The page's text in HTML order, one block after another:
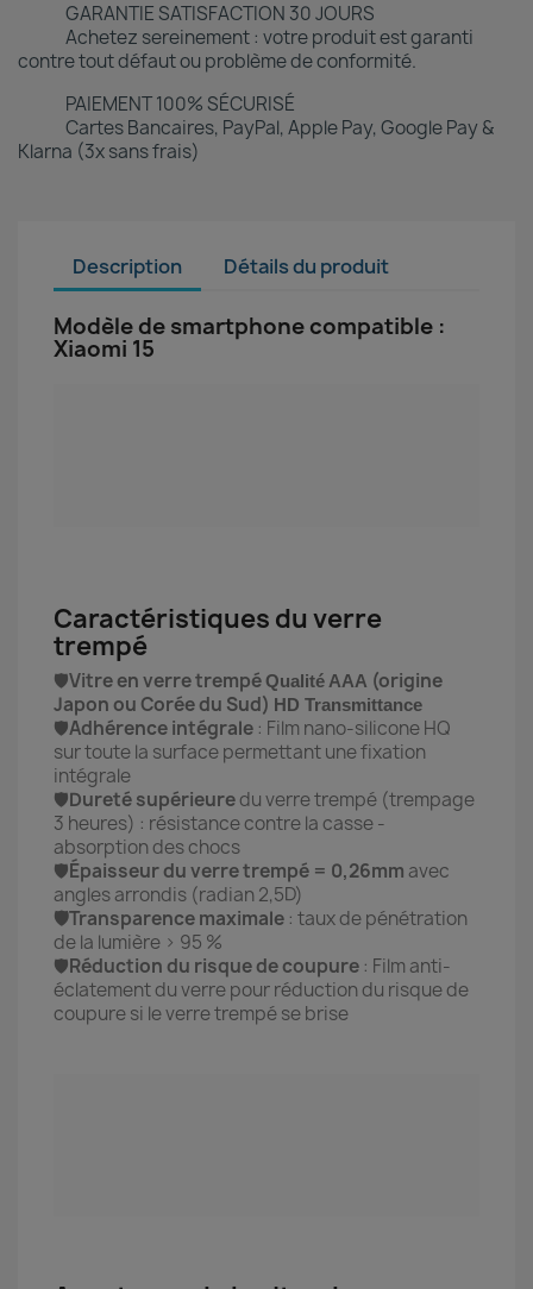
GARANTIE SATISFACTION 30 JOURS
Achetez sereinement : votre produit est garanti
contre tout défaut ou problème de conformité.
PAIEMENT 100% SÉCURISÉ
Cartes Bancaires, PayPal, Apple Pay, Google Pay &
Klarna (3x sans frais)
Description Détails du produit
Modèle de smartphone compatible :
Xiaomi 15
Caractéristiques du verre
trempé
🛡️Vitre en verre trempéQualité AAA (origine
Japon ou Corée du Sud) HD Transmittance
🛡️Adhérence intégrale : Film nano-silicone HQ
sur toute la surface permettant une fixation
intégrale
🛡️Dureté supérieuredu verre trempé (trempage
3 heures) : résistance contre la casse -
absorption des chocs
🛡️Épaisseur du verre trempé = 0,26mm avec
angles arrondis (radian 2,5D)
🛡️Transparence maximale : taux de pénétration
de la lumière > 95 %
🛡️Réduction du risque de coupure : Film anti-
éclatement du verre pour réduction du risque de
coupure si le verre trempé se brise